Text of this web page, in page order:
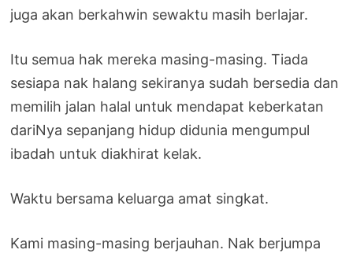
juga akan berkahwin sewaktu masih berlajar.
Itu semua hak mereka masing-masing. Tiada
sesiapa nak halang sekiranya sudah bersedia dan
memilih jalan halal untuk mendapat keberkatan
dariNya sepanjang hidup didunia mengumpul
ibadah untuk diakhirat kelak.
Waktu bersama keluarga amat singkat.
Kami masing-masing berjauhan. Nak berjumpa